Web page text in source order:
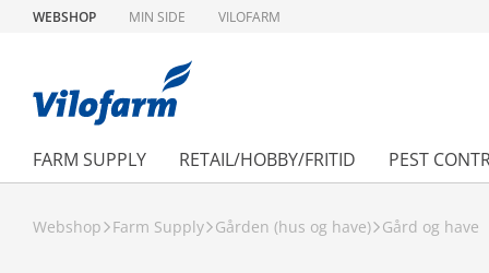
WEBSHOP MIN SIDE VILOFARM
FARM SUPPLY RETAIL/HOBBY/FRITID PEST
Webshop Farm Supply Gården (hus og have) Gård og have